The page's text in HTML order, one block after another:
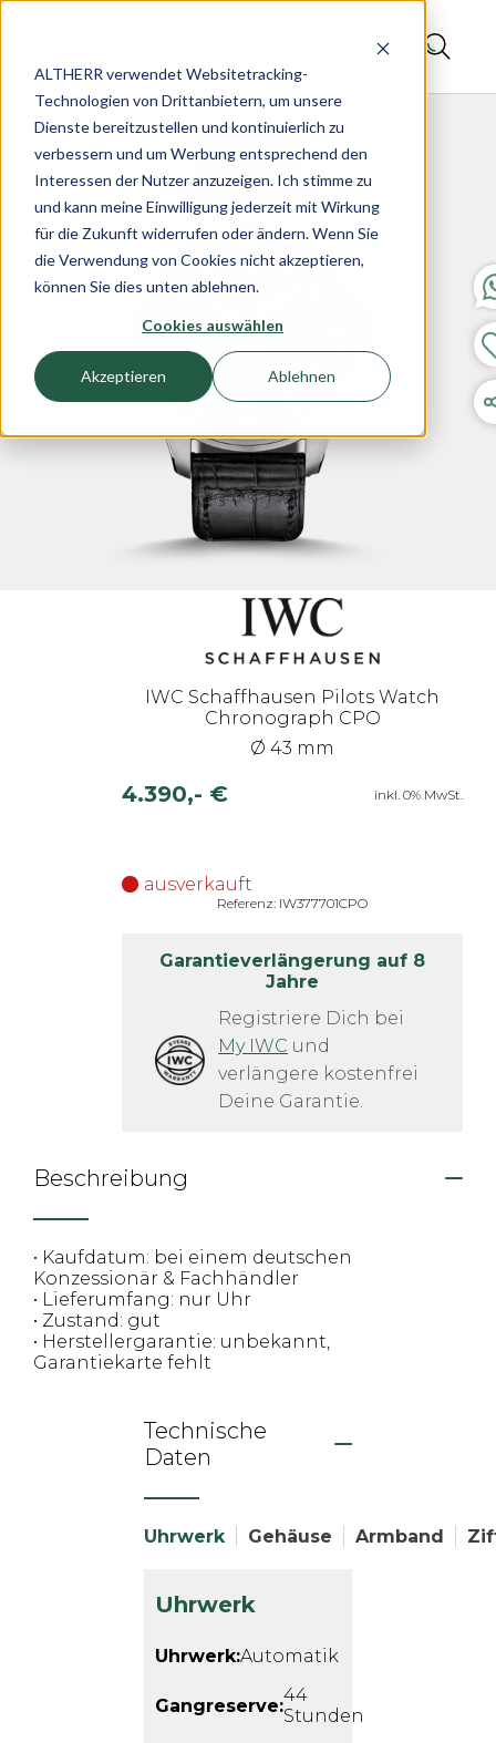
ALTHERR verwendet Websitetracking-
Technologien von Drittanbietern, um unsere
Dienste bereitzustellen und kontinuierlich zu
verbessern und um Werbung entsprechend den
Interessen der Nutzer anzuzeigen. Ich stimme zu
und kann meine Einwilligung jederzeit mit Wirkung
für die Zukunft widerrufen oder ändern. Wenn Sie
die Verwendung von Cookies nicht akzeptieren,
können Sie dies unten ablehnen.
Cookies auswählen
Akzeptieren Ablehnen
IWC Schaffhausen Pilots Watch
Chronograph CPO
Ø 43 mm
4.390,- € inkl. 0% MwSt.
ausverkauft
Referenz: IW377701CPO
Garantieverlängerung auf 8
Jahre
Registriere Dich bei
My IWC und
verlängere kostenfrei
Deine Garantie.
Beschreibung
• Kaufdatum: bei einem deutschen
Konzessionär & Fachhändler
• Lieferumfang: nur Uhr
• Zustand: gut
• Herstellergarantie: unbekannt,
Garantiekarte fehlt
Technische
Daten
Uhrwerk Gehäuse Armband
Uhrwerk
Uhrwerk:Automatik
Gangreserve:44
Stunden